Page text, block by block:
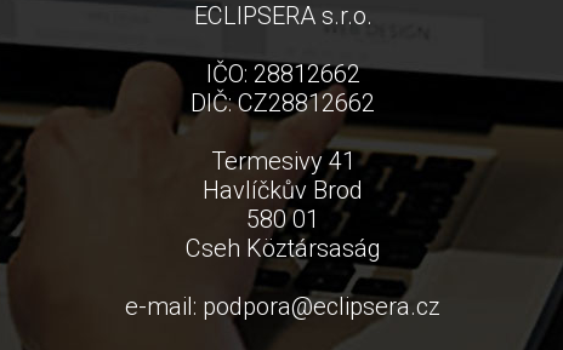
ECLIPSERA s.r.o.
IČO: 28812662
DIČ: CZ28812662
Termesivy 41
Havlíčkův Brod
580 01
Cseh Köztársaság
e-mail: podpora@eclipsera.cz